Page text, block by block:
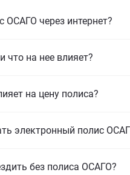
через интернет?
что на нее влияет?
на цену полиса?
электронный полис
без полиса ОСАГО?